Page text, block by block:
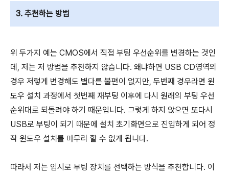
3. 추천하는 방법
위 두가지 예는 CMOS에서 직접 부팅 우선순위를 변경하는 것인
데, 저는 저 방법을 추천하지 않습니다. 왜냐하면 USB CD영역의
경우 저렇게 변경해도 별다른 불편이 없지만, 두번째 경우라면 윈
도우 설치 과정에서 첫번째 재부팅 이후에 다시 원래의 부팅 우선
순위대로 되돌려야 하기 때문입니다. 그렇게 하지 않으면 또다시
USB로 부팅이 되기 때문에 설치 초기화면으로 진입하게 되어 정
작 윈도우 설치를 마무리 할 수 없게 됩니다.
따라서 저는 임시로 부팅 장치를 선택하는 방식을 추천합니다. 이